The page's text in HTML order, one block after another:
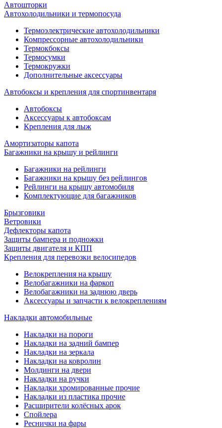
Автошторки
Автохолодильники и термопосуда
Термоэлектрические автохолодильники
Компрессорные автохолодильники
Термокбоксы
Термосумки
Термокружки
Дополнительные аксессуары
Автобоксы и крепления для спортинвентаря
Автобоксы
Аксессуары к автобоксам
Крепления для лыж
Амортизаторы капота
Багажники на крышу и рейлинги
Багажники на рейлинги
Багажники на крышу без рейлингов
Рейлинги на крышу автомобиля
Комплектующие для багажников
Брызговики
Ветровики
Дефлекторы капота
Защиты бампера и подножки
Защиты двигателя и КПП
Крепления для перевозки велосипедов
Велокрепления на крышу
Велобагажники на фаркоп
Велобагажники на заднюю дверь
Аксессуары и запчасти к велокреплениям
Накладки автомобильные
Накладки на пороги
Накладки на задний бампер
Накладки на зеркала
Накладки на ковролин
Молдинги на двери
Накладки на ручки
Накладки хромированные прочие
Накладки из пластика прочие
Расширители колёсных арок
Спойлера
Реснички на фары